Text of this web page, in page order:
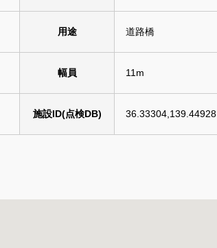
用途 道路橋
幅員 11m
施設ID(点検DB) 36.33304,139.44928